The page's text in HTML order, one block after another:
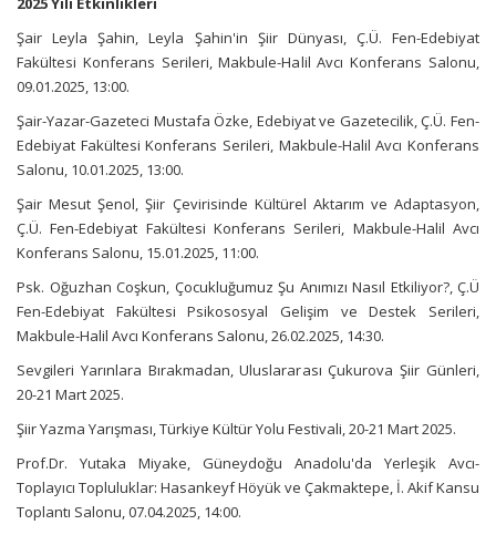
Şair Leyla Şahin, Leyla Şahin'in Şiir Dünyası, Ç.Ü. Fen-Edebiyat
Fakültesi Konferans Serileri, Makbule-Halil Avcı Konferans Salonu,
09.01.2025, 13:00.
Şair-Yazar-Gazeteci Mustafa Özke, Edebiyat ve Gazetecilik, Ç.Ü. Fen-
Edebiyat Fakültesi Konferans Serileri, Makbule-Halil Avcı Konferans
Salonu, 10.01.2025, 13:00.
Şair Mesut Şenol, Şiir Çevirisinde Kültürel Aktarım ve Adaptasyon,
Ç.Ü. Fen-Edebiyat Fakültesi Konferans Serileri, Makbule-Halil Avcı
Konferans Salonu, 15.01.2025, 11:00.
Psk. Oğuzhan Coşkun, Çocukluğumuz Şu Anımızı Nasıl Etkiliyor?, Ç.Ü
Fen-Edebiyat Fakültesi Psikososyal Gelişim ve Destek Serileri,
Makbule-Halil Avcı Konferans Salonu, 26.02.2025, 14:30.
Sevgileri Yarınlara Bırakmadan, Uluslararası Çukurova Şiir Günleri,
20-21 Mart 2025.
Şiir Yazma Yarışması, Türkiye Kültür Yolu Festivali, 20-21 Mart 2025.
Prof.Dr. Yutaka Miyake, Güneydoğu Anadolu'da Yerleşik Avcı-
Toplayıcı Topluluklar: Hasankeyf Höyük ve Çakmaktepe, İ. Akif Kansu
Toplantı Salonu, 07.04.2025, 14:00.